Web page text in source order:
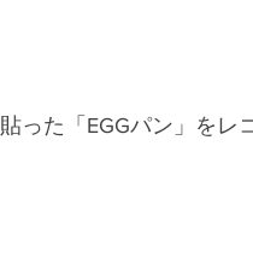
った「EGGパン」を